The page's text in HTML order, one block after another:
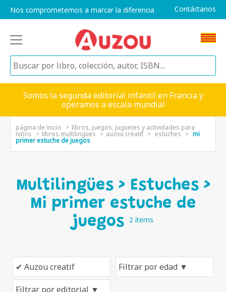
Nos comprometemos a marcar la diferencia Contáctanos
Somos la segunda editorial infantil en Francia y
operamos a escala mundial
página de inicio libros, juegos, juguetes y actividades para
niños libros multilingües auzou créatif estuches mi
primer estuche de juegos
Multilingües > Estuches >
Mi primer estuche de
juegos 2 items